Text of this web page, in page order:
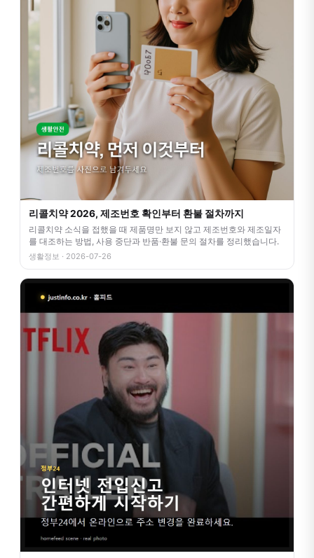
리콜치약 2026, 제조번호 확인부터 환불 절차까지
리콜치약 소식을 접했을 때 제품명만 보지 않고 제조번호와 제조일자
를 대조하는 방법, 사용 중단과 반품·환불 문의 절차를 정리했습니다.
생활정보 · 2026-07-26